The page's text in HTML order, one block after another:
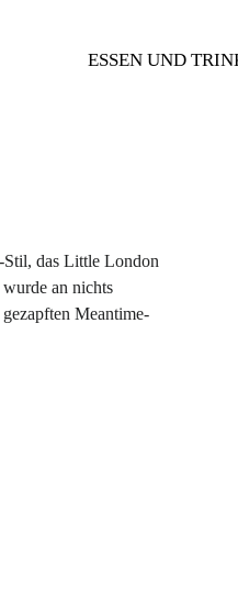
ESSEN UND
Stil, das Little London
an nichts
Meantime-